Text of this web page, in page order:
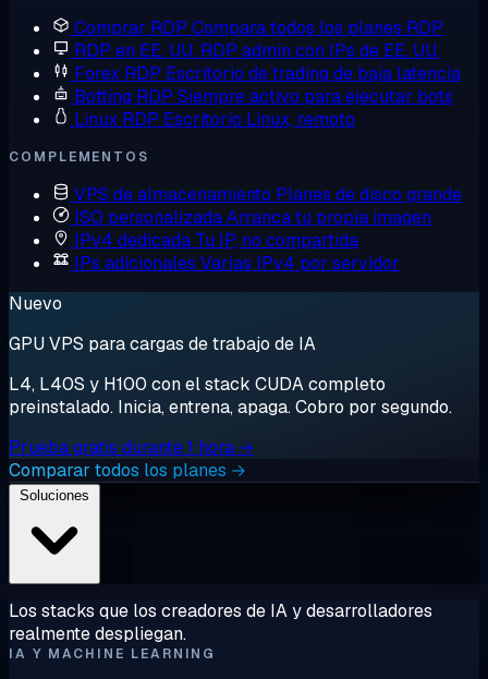
Comprar RDP Compara todos los planes RDP
RDP en EE. UU. RDP admin con IPs de EE. UU.
Forex RDP Escritorio de trading de baja latencia
Botting RDP Siempre activo para ejecutar bots
Linux RDP Escritorio Linux, remoto
COMPLEMENTOS
VPS de almacenamiento Planes de disco grande
ISO personalizadaArranca tu propia imagen
IPv4 dedicada Tu IP, no compartida
IPs adicionales Varias IPv4 por servidor
Nuevo
GPU VPS para cargas de trabajo de IA
L4, L40S y H100 con el stack CUDA completo
preinstalado. Inicia, entrena, apaga. Cobro por segundo.
Prueba gratis durante 1 hora →
Comparar todos los planes →
Los stacks que los creadores de IA y desarrolladores
realmente despliegan.
IA Y MACHINE LEARNING